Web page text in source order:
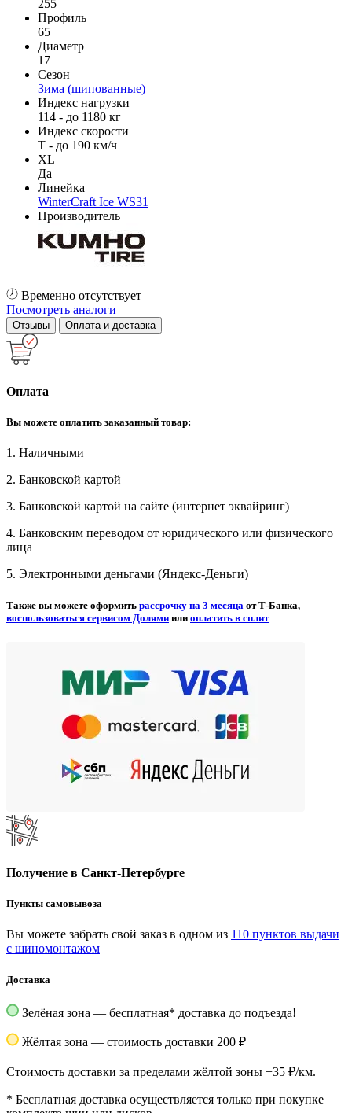
255
Профиль
65
Диаметр
17
Сезон
Зима (шипованные)
Индекс нагрузки
114 - до 1180 кг
Индекс скорости
T - до 190 км/ч
XL
Да
Линейка
WinterCraft Ice WS31
Производитель
Временно отсутствует
Посмотреть аналоги
Отзывы Оплата и доставка
Оплата
Вы можете оплатить заказанный товар:
1. Наличными
2. Банковской картой
3. Банковской картой на сайте (интернет эквайринг)
4. Банковским переводом от юридического или физического
лица
5. Электронными деньгами (Яндекс-Деньги)
Также вы можете оформить рассрочку на 3 месяца от Т-Банка,
воспользоваться сервисом Долями или оплатить в сплит
Получение в Санкт-Петербурге
Пункты самовывоза
Вы можете забрать свой заказ в одном из 110 пунктов выдачи
с шиномонтажом
Доставка
Зелёная зона — бесплатная* доставка до подъезда!
Жёлтая зона — стоимость доставки 200 ₽
Стоимость доставки за пределами жёлтой зоны +35 ₽/км.
* Бесплатная доставка осуществляется только при покупке